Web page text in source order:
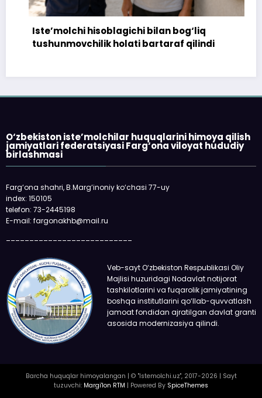
Iste’molchi hisoblagichi bilan bog‘liq
tushunmovchilik holati bartaraf qilindi
O‘zbekiston iste’molchilar huquqlarini himoya qilish
jamiyatlari federatsiyasi Farg‘ona viloyat hududiy
birlashmasi
Farg‘ona shahri, B.Marg‘inoniy ko‘chasi 77-uy
index: 150105
telefon: 73-2445198
E-mail: fargonakhb@mail.ru
Veb-sayt O‘zbekiston Respublikasi Oliy
Majlisi huzuridagi Nodavlat notijorat
tashkilotlarini va fuqarolik jamiyatining
boshqa institutlarini qo‘llab-quvvatlash
jamoat fondidan ajratilgan davlat granti
asosida modernizasiya qilindi.
Barcha huquqlar himoyalangan | © "Istemolchi.uz", 2017-2026 | Sayt
tuzuvchi: Margi'lon RTM | Powered By SpiceThemes